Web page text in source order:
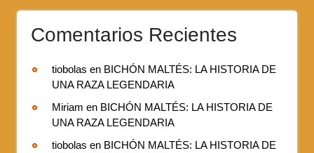
Comentarios Recientes
tiobolas en BICHÓN MALTÉS: LA HISTORIA DE
UNA RAZA LEGENDARIA
Miriam en BICHÓN MALTÉS: LA HISTORIA DE
UNA RAZA LEGENDARIA
tiobolas en BICHÓN MALTÉS: LA HISTORIA DE